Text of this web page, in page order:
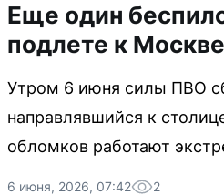
Еще один
подлете к Москве
Утром 6 июня силы ПВО
направлявшийся к
обломков работают
6 июня, 2026, 07:42 2